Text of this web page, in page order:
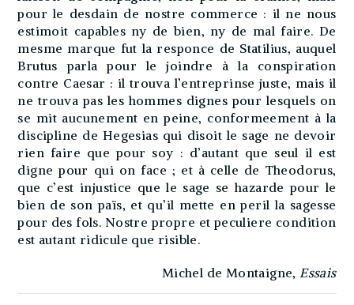
pour le desdain de nostre commerce : il ne nous
estimoit capables ny de bien, ny de mal faire. De
mesme marque fut la responce de Statilius, auquel
Brutus parla pour le joindre à la conspiration
contre Caesar : il trouva l’entreprinse juste, mais il
ne trouva pas les hommes dignes pour lesquels on
se mit aucunement en peine, conformeement à la
discipline de Hegesias qui disoit le sage ne devoir
rien faire que pour soy : d’autant que seul il est
digne pour qui on face ; et à celle de Theodorus,
que c’est injustice que le sage se hazarde pour le
bien de son païs, et qu’il mette en peril la sagesse
pour des fols. Nostre propre et peculiere condition
est autant ridicule que risible.
Michel de Montaigne, Essais